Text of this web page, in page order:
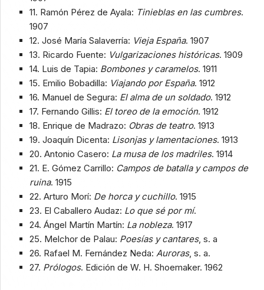
11. Ramón Pérez de Ayala: Tinieblas en las cumbres.
1907
12. José María Salaverría: Vieja España. 1907
13. Ricardo Fuente: Vulgarizaciones históricas. 1909
14. Luis de Tapia: Bombones y caramelos. 1911
15. Emilio Bobadilla: Viajando por España. 1912
16. Manuel de Segura: El alma de un soldado. 1912
17. Fernando Gillis: El toreo de la emoción. 1912
18. Enrique de Madrazo: Obras de teatro. 1913
19. Joaquín Dicenta: Lisonjas y lamentaciones. 1913
20. Antonio Casero: La musa de los madriles. 1914
21. E. Gómez Carrillo: Campos de batalla y campos de
ruina. 1915
22. Arturo Morí: De horca y cuchillo. 1915
23. El Caballero Audaz: Lo que sé por mí.
24. Ángel Martín Martín: La nobleza. 1917
25. Melchor de Palau: Poesías y cantares, s. a
26. Rafael M. Fernández Neda: Auroras, s. a.
27. Prólogos. Edición de W. H. Shoemaker. 1962